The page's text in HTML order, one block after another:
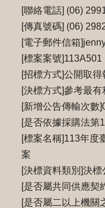
[聯絡電話] (06)
[傳真號碼] (06)
[電子郵件信箱
[標案案號]113A501
[招標方式]公開取
[決標方式]參考最有
[新增公告傳輸次數
[是否依據採購法第
[標案名稱]113年度
案
[決標資料類別]決標
[是否屬共同供應契
[是否屬二以上機關